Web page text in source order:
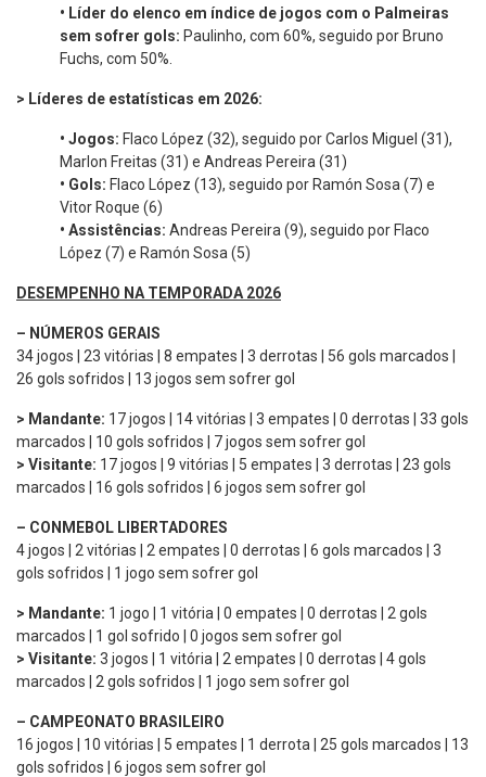
• Líder do elenco em índice de jogos com o Palmeiras
sem sofrer gols: Paulinho, com 60%, seguido por Bruno
Fuchs, com 50%.
> Líderes de estatísticas em 2026:
• Jogos: Flaco López (32), seguido por Carlos Miguel (31),
Marlon Freitas (31) e Andreas Pereira (31)
• Gols: Flaco López (13), seguido por Ramón Sosa (7) e
Vitor Roque (6)
• Assistências: Andreas Pereira (9), seguido por Flaco
López (7) e Ramón Sosa (5)
DESEMPENHO NA TEMPORADA 2026
– NÚMEROS GERAIS
34 jogos | 23 vitórias | 8 empates | 3 derrotas | 56 gols marcados |
26 gols sofridos | 13 jogos sem sofrer gol
> Mandante: 17 jogos | 14 vitórias | 3 empates | 0 derrotas | 33 gols
marcados | 10 gols sofridos | 7 jogos sem sofrer gol
> Visitante: 17 jogos | 9 vitórias | 5 empates | 3 derrotas | 23 gols
marcados | 16 gols sofridos | 6 jogos sem sofrer gol
– CONMEBOL LIBERTADORES
4 jogos | 2 vitórias | 2 empates | 0 derrotas | 6 gols marcados | 3
gols sofridos | 1 jogo sem sofrer gol
> Mandante: 1 jogo | 1 vitória | 0 empates | 0 derrotas | 2 gols
marcados | 1 gol sofrido | 0 jogos sem sofrer gol
> Visitante: 3 jogos | 1 vitória | 2 empates | 0 derrotas | 4 gols
marcados | 2 gols sofridos | 1 jogo sem sofrer gol
– CAMPEONATO BRASILEIRO
16 jogos | 10 vitórias | 5 empates | 1 derrota | 25 gols marcados | 13
gols sofridos | 6 jogos sem sofrer gol